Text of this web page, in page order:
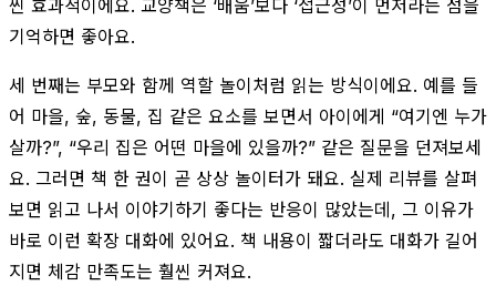
씬 효과적이에요. 교양책은 ‘배움’보다 ‘접근성’이 먼저라는 점을
기억하면 좋아요.
세 번째는 부모와 함께 역할 놀이처럼 읽는 방식이에요. 예를 들
어 마을, 숲, 동물, 집 같은 요소를 보면서 아이에게 “여기엔 누가
살까?”, “우리 집은 어떤 마을에 있을까?” 같은 질문을 던져보세
요. 그러면 책 한 권이 곧 상상 놀이터가 돼요. 실제 리뷰를 살펴
보면 읽고 나서 이야기하기 좋다는 반응이 많았는데, 그 이유가
바로 이런 확장 대화에 있어요. 책 내용이 짧더라도 대화가 길어
지면 체감 만족도는 훨씬 커져요.